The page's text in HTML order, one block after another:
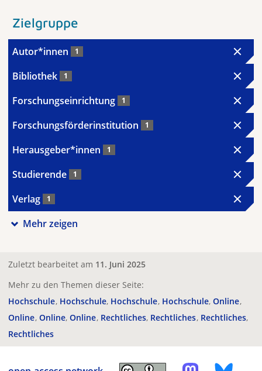
Zielgruppe
Autor*innen 1
Bibliothek 1
Forschungseinrichtung 1
Forschungsförderinstitution 1
Herausgeber*innen 1
Studierende 1
Verlag 1
Mehr zeigen
Zuletzt bearbeitet am 11. Juni 2025
Mehr zu den Themen dieser Seite:
Hochschule Hochschule Hochschule Hochschule Online
Online Online Online Rechtliches Rechtliches Rechtliches
Rechtliches